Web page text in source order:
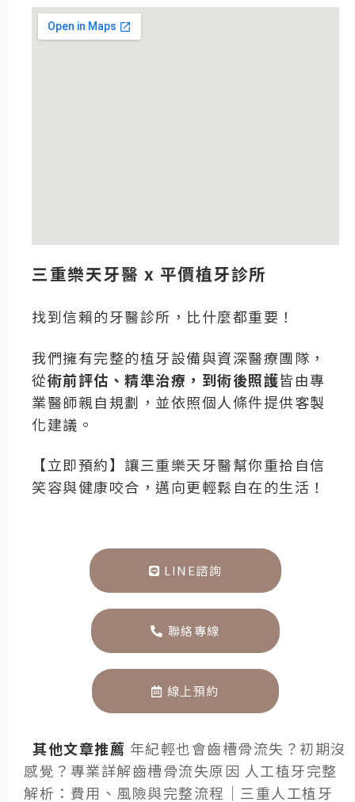
三重樂天牙醫 x 平價植牙診所
找到信賴的牙醫診所，比什麼都重要！
我們擁有完整的植牙設備與資深醫療團隊，
從術前評估、精準治療，到術後照護皆由專
業醫師親自規劃，並依照個人條件提供客製
化建議。
【立即預約】讓三重樂天牙醫幫你重拾自信
笑容與健康咬合，邁向更輕鬆自在的生活！
LINE諮詢
聯絡專線
線上預約
其他文章推薦 年紀輕也會齒槽骨流失？初期沒
感覺？專業詳解齒槽骨流失原因 人工植牙完整
解析：費用、風險與完整流程｜三重人工植牙